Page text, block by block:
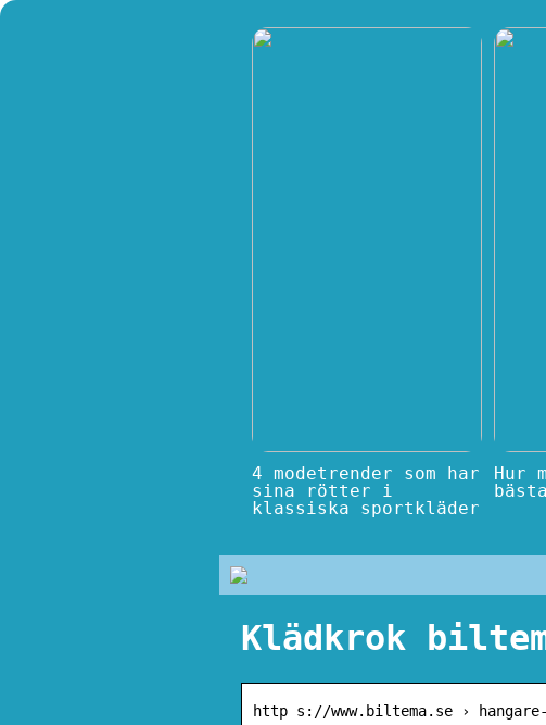
4 modetrender som har
sina rötter i
klassiska sportkläder
Hur
Klädkrok
http s://www.biltema.se › hangare-